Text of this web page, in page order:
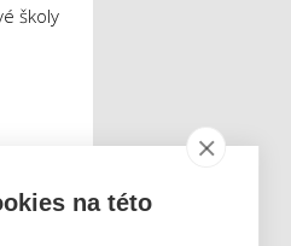
školy
na této